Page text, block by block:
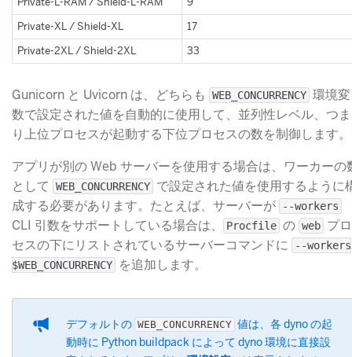
​Private-XL / Shield-XL
​17
​Private-2XL / Shield-2XL
​33
Gunicorn と Uvicorn は、どちらも WEB_CONCURRENCY ​ 環境変
数で設定された値を自動的に使用して、並列性レベル、つま
り上位プロセスが起動する下位プロセスの数を制御します。
アプリが別の Web サーバーを使用する場合は、ワーカーの
として
WEB_CONCURRENCY
で設定された値を使用するように
成する必要があります。たとえば、サーバーが
--workers
CLI 引数をサポートしている場合は、
Procfile ​ の web ​ プロ
セスの下にリストされているサーバーコマンドに
--workers
$WEB_CONCURRENCY
​ を追加します。
デフォルトの WEB_CONCURRENCY ​ 値は、各 dyno の起
動時に Python buildpack によって dyno 環境に直接設